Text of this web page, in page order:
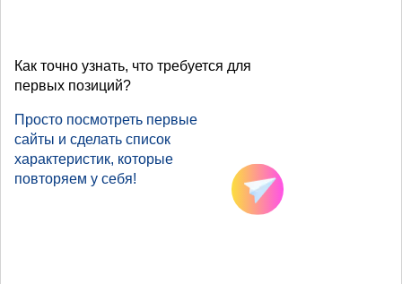
Как точно узнать, что требуется для
первых позиций?
Просто посмотреть первые
сайты и сделать список
характеристик, которые
повторяем у себя!